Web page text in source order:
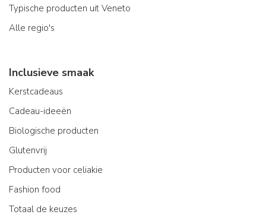
Typische producten uit Veneto
Alle regio's
Inclusieve smaak
Kerstcadeaus
Cadeau-ideeën
Biologische producten
Glutenvrij
Producten voor celiakie
Fashion food
Totaal de keuzes